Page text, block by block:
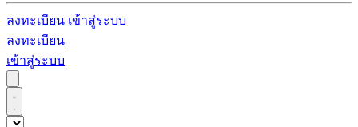
ลงทะเบียน เข้าสู่ระบบ
ลงทะเบียน
เข้าสู่ระบบ